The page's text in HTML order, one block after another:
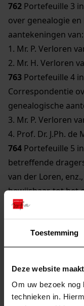
Toestemming
Deze website
Om uw bezoek nog
technieken in.
762 Portefeuille 3
over genealogie
aantekeningen van:
1. Mr. P. Verloren
2. Mr. H. Verloren
763 Portefeuille 4
Correspondentie
genealogische
3. Mr. P. Verloren
4. Prof. Dr. J.Ph. de
764 Portefeuille 5
betreffende
van der Loren,
bewijsbaar, tot het
A. niet aan te
B. dito
Verloren's.
C. dito Vlaamse
E. van Lore's en
Westfalen.